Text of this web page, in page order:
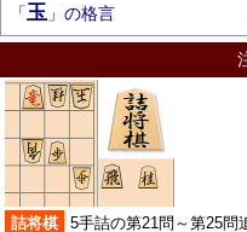
「玉」の格言
詰将棋 5手詰の第21問～第25問